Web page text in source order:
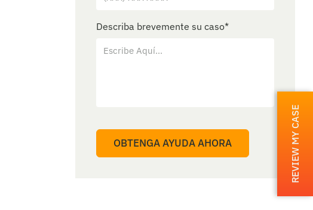
REVIEW MY CASE
Describa brevemente su caso*